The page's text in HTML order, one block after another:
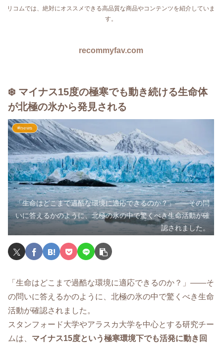
リコムでは、絶対にオススメできる高品質な商品やコンテンツを紹介していま
す。
recommyfav.com
❄️ マイナス15度の極寒でも動き続ける生命体
が北極の氷から発見される
#news
「生命はどこまで過酷な環境に適応できるのか？」――その問
いに答えるかのように、北極の氷の中で驚くべき生命活動が確
認されました。
「生命はどこまで過酷な環境に適応できるのか？」――そ
の問いに答えるかのように、北極の氷の中で驚くべき生命
活動が確認されました。
スタンフォード大学やアラスカ大学を中心とする研究チー
ムは、 マイナス15度という極寒環境下でも活発に動き回